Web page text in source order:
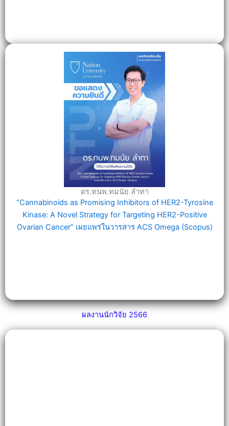
ดร.ทนพ.ทมนัย ลำทา
“Cannabinoids as Promising Inhibitors of HER2-Tyrosine
Kinase: A Novel Strategy for Targeting HER2-Positive
Ovarian Cancer” เผยแพร่ในวารสาร ACS Omega (Scopus)
ผลงานนักวิจัย 2566